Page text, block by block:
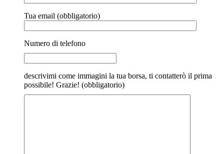
Tua email (obbligatorio)
Numero di telefono
descrivimi come immagini la tua borsa, ti contatterò il prima
possibile! Grazie! (obbligatorio)